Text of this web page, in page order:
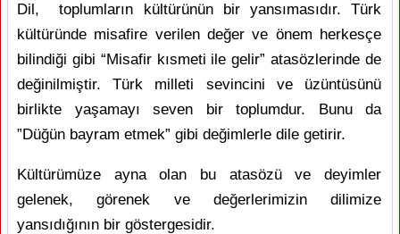
Dil, toplumların kültürünün bir yansımasıdır. Türk
kültüründe misafire verilen değer ve önem herkesçe
bilindiği gibi “Misafir kısmeti ile gelir” atasözlerinde de
değinilmiştir. Türk milleti sevincini ve üzüntüsünü
birlikte yaşamayı seven bir toplumdur. Bunu da
”Düğün bayram etmek” gibi değimlerle dile getirir.
Kültürümüze ayna olan bu atasözü ve deyimler
gelenek, görenek ve değerlerimizin dilimize
yansıdığının bir göstergesidir.